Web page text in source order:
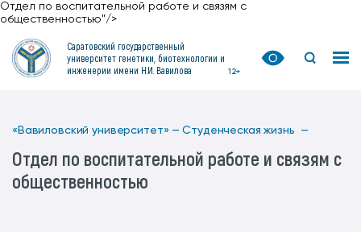
Отдел по воспитательной работе и связям с
общественностью"/>
Саратовский государственный
университет генетики, биотехнологии и
инженерии имени Н.И. Вавилова
12+
«Вавиловский университет» — Студенческая жизнь —
Отдел по воспитательной работе и связям с
общественностью